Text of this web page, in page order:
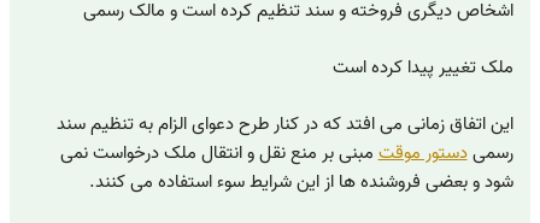
اشخاص دیگری فروخته و سند تنظیم کرده است و مالک رسمی
ملک تغییر پیدا کرده است
این اتفاق زمانی می افتد که در کنار طرح دعوای الزام به تنظیم سند
رسمیدستور موقتمبنی بر منع نقل و انتقال ملک درخواست نمی
شود و بعضی فروشنده ها از این شرایط سوء استفاده می کنند.